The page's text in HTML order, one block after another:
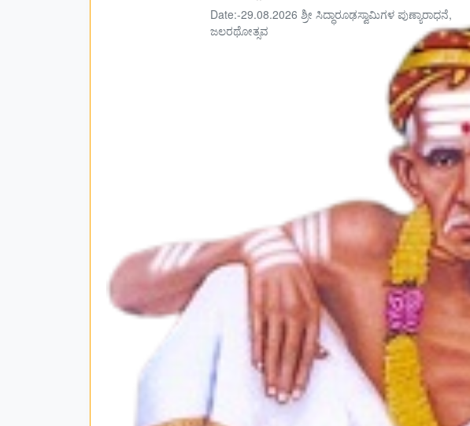
Date:-29.08.2026 ಶ್ರೀ ಸಿದ್ಧಾರೂಢಸ್ವಾಮಿಗಳ ಪುಣ್ಯಾರಾಧನೆ,
ಜಲರಥೋತ್ಸವ